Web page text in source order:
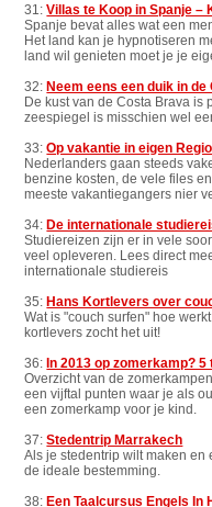
31:Villas te Koop in Spanje –
Spanje bevat alles wat een
Het land kan je hypnotiseren
land wil genieten moet je je
32:Neem eens een duik in
De kust van de Costa Brava is
zeespiegel is misschien wel
33:Op vakantie in eigen Regio
Nederlanders gaan steeds
benzine kosten, de vele files
meeste vakantiegangers nier
34:De internationale
Studiereizen zijn er in vele
veel opleveren. Lees direct
internationale studiereis
35:Hans Kortlevers over
Wat is "couch surfen" hoe
kortlevers zocht het uit!
36:In 2013 op zomerkamp?
Overzicht van de
een vijftal punten waar je als
een zomerkamp voor je kind.
37:Stedentrip Marrakech
Als je stedentrip wilt maken en
de ideale bestemming.
38:Een Taalcursus Engels In